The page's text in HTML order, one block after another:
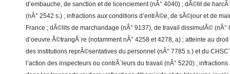
d’embauche, de sanction et de licenciement (nÂ° 4040) ; dÃ©lit de
(nÂ° 2542 s.) ; infractions aux conditions d’entrÃ©e, de sÃ©jour et de
France ; dÃ©lits de marchandage (nÂ° 9137), de travail dissimulÃ© (nÂ°
d’oeuvre Ã©trangÃ¨re (notamment nÂ° 4258 et 4278, a) ; atteinte au
des institutions reprÃ©sentatives du personnel (nÂ° 7785 s.) et du
l’action des inspecteurs ou contrÃ´leurs du travail (nÂ° 5220) ;